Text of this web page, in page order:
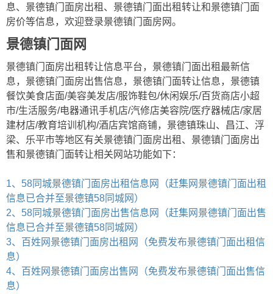
息、景德镇门面房出租、景德镇门面出租转让和景德镇门面
房价等信息，欢迎登录景德镇门面房网。
景德镇门面网
景德镇门面房出租转让信息平台，景德镇门面出租最新信
息，景德镇门面房出售信息，景德镇门面转让信息，景德镇
餐饮美食店面/美容美发店/服饰鞋包/休闲娱乐/百货商店小超
市/生活服务/电器通讯手机店/汽修店美容院/医疗器械店/家居
建材店/教育培训机构/酒店宾馆商铺，景德镇珠山、昌江、浮
梁、乐平市等地区有关景德镇门面房出租、景德镇门面房出
售和景德镇门面转让相关网站功能如下：
1、58同城景德镇门面房出租信息网（赶集网景德镇门面出租
信息已合并至景德镇58同城网）
2、58同城景德镇门面房出售信息网（赶集网景德镇门面出售
信息已合并至景德镇58同城网）
3、百姓网景德镇门面房出租网（免费发布景德镇门面出租信
息）
4、百姓网景德镇门面房出售网（免费发布景德镇门面出售信
息）